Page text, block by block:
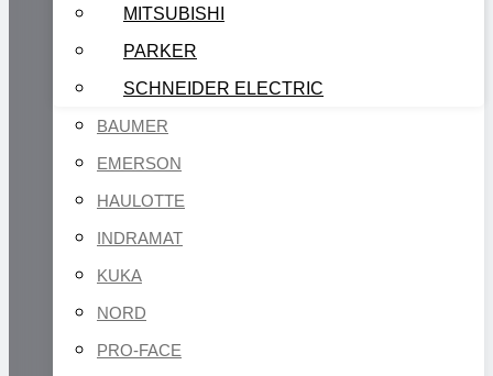
MITSUBISHI
PARKER
SCHNEIDER ELECTRIC
BAUMER
EMERSON
HAULOTTE
INDRAMAT
KUKA
NORD
PRO-FACE